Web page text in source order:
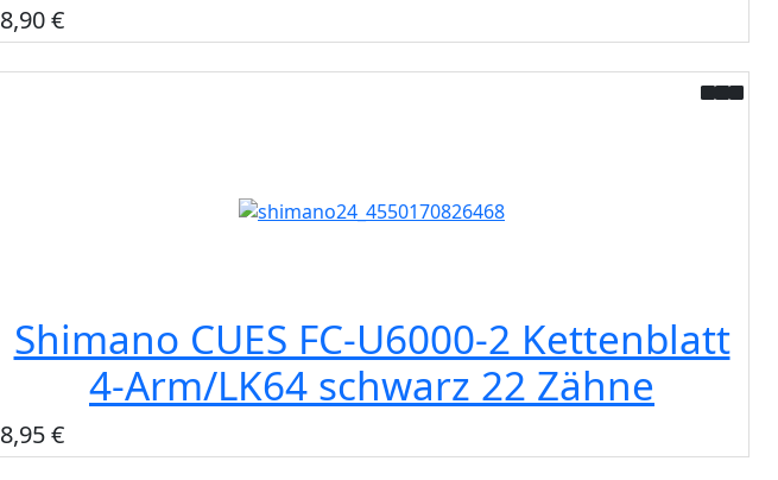
8,90 €
Shimano CUES FC-U6000-2 Kettenblatt
4-Arm/LK64 schwarz 22 Zähne
8,95 €